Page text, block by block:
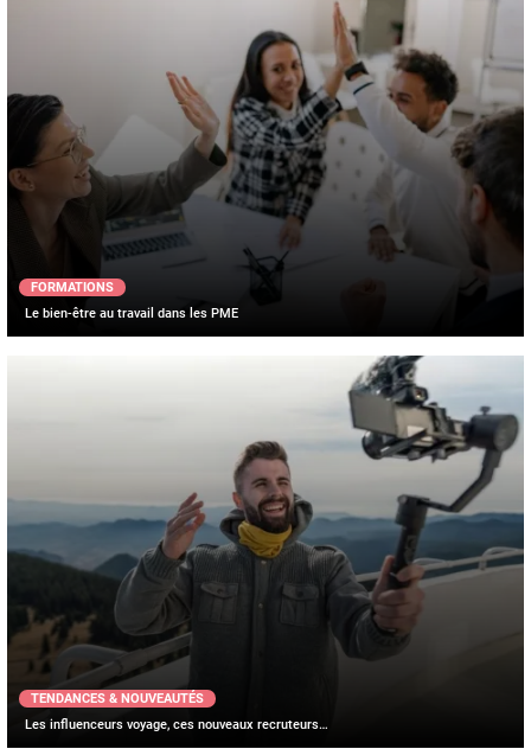
FORMATIONS
Le bien-être au travail dans les PME
TENDANCES & NOUVEAUTÉS
Les influenceurs voyage, ces nouveaux recruteurs…